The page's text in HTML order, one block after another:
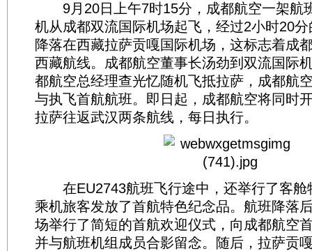
9月20日上午7时15分，成都航空一架航
机从成都双流国际机场起飞，经过2小时20
降落在西藏拉萨贡嘎国际机场，这标志着成
西藏航线。成都航空董事长汤劲到双流国际
都航空总经理查光忆随机飞抵拉萨，成都航
与执飞首航航班。即日起，成都航空将同时
拉萨往返武汉两条航线，每日执行。
在EU2743航班飞行途中，还举行了客舱
乘机旅客发放了首航特色纪念品。航班降落
场举行了简短的首航欢迎仪式，向成都航空
并与航班机组成员合影留念。随后，拉萨贡